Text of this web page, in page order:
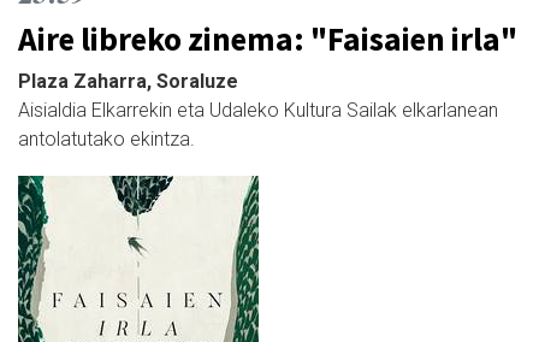
Aire libreko zinema: "Faisaien irla"
Plaza Zaharra, Soraluze
Aisialdia Elkarrekin eta Udaleko Kultura Sailak elkarlanean
antolatutako ekintza.